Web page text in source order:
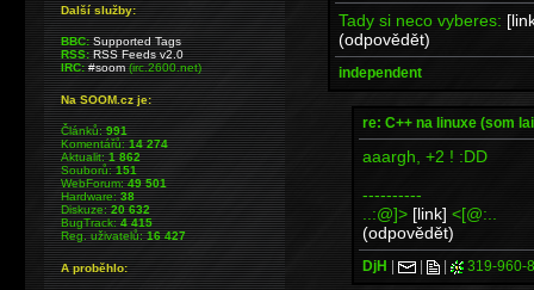
Tady si neco vyberes:
(odpovědět)
independent
re: C++ na linuxe (som
aaargh, +2 ! :DD
----------
..:@]> [link] <[@:..
(odpovědět)
DjH | | | 319-960-
Další služby:
BBC: Supported Tags
RSS: RSS Feeds v2.0
IRC: #soom(irc.2600.net)
Na SOOM.cz je:
Článků:991
Komentářů:14 274
Aktualit:1 862
Souborů:151
WebForum:49 501
Hardware:38
Diskuze:20 632
BugTrack:4 415
Reg. uživatelů:16 427
A proběhlo: